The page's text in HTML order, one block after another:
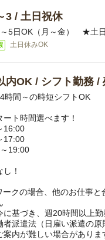
3 / 土日祝休
5日OK（月～金） ★土
土日休みOK
内OK / シフト勤務 /
時間～の時短シフトOK
ト時間選べます！
16:00
17:00
19:00
！
クの場合、他のお仕事と
基づき、週20時間以上
派遣法（日雇い派遣の原
案内が難しい場合がありま